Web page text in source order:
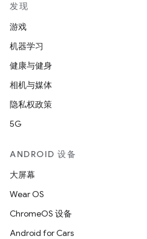
发现
游戏
机器学习
健康与健身
相机与媒体
隐私权政策
5G
ANDROID 设备
大屏幕
Wear OS
ChromeOS 设备
Android for Cars